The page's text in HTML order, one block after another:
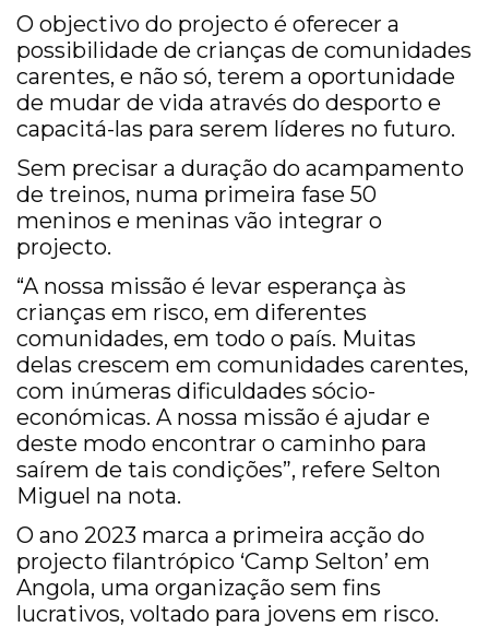
O objectivo do projecto é oferecer a
possibilidade de crianças de comunidades
carentes, e não só, terem a oportunidade
de mudar de vida através do desporto e
capacitá-las para serem líderes no futuro.
Sem precisar a duração do acampamento
de treinos, numa primeira fase 50
meninos e meninas vão integrar o
projecto.
“A nossa missão é levar esperança às
crianças em risco, em diferentes
comunidades, em todo o país. Muitas
delas crescem em comunidades carentes,
com inúmeras dificuldades sócio-
económicas. A nossa missão é ajudar e
deste modo encontrar o caminho para
saírem de tais condições”, refere Selton
Miguel na nota.
O ano 2023 marca a primeira acção do
projecto filantrópico ‘Camp Selton’ em
Angola, uma organização sem fins
lucrativos, voltado para jovens em risco.